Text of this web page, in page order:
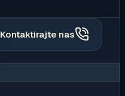
Kontaktirajte nas